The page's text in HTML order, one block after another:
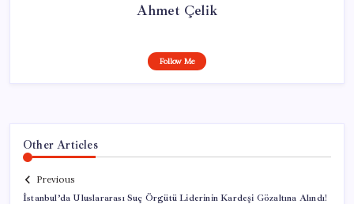
Ahmet Çelik
Follow Me
Other Articles
Previous
İstanbul’da Uluslararası Suç Örgütü Liderinin Kardeşi Gözaltına Alındı!